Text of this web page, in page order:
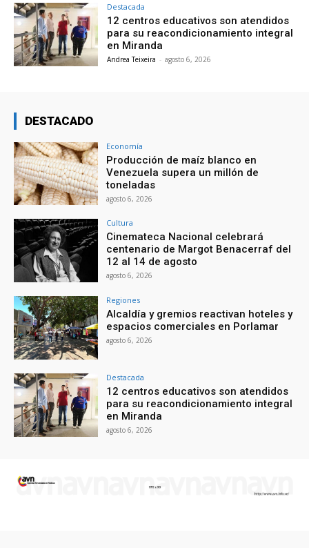
Destacada
12 centros educativos son atendidos
para su reacondicionamiento integral
en Miranda
Andrea Teixeira - agosto 6, 2026
DESTACADO
Economía
Producción de maíz blanco en
Venezuela supera un millón de
toneladas
agosto 6, 2026
Cultura
Cinemateca Nacional celebrará
centenario de Margot Benacerraf del
12 al 14 de agosto
agosto 6, 2026
Regiones
Alcaldía y gremios reactivan hoteles y
espacios comerciales en Porlamar
agosto 6, 2026
Destacada
12 centros educativos son atendidos
para su reacondicionamiento integral
en Miranda
agosto 6, 2026